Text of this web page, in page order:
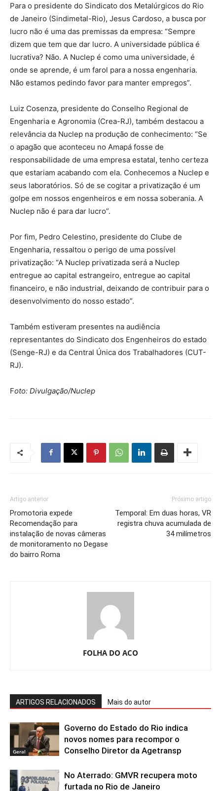
Para o presidente do Sindicato dos Metalúrgicos do Rio
de Janeiro (Sindimetal-Rio), Jesus Cardoso, a busca por
lucro não é uma das premissas da empresa: “Sempre
dizem que tem que dar lucro. A universidade pública é
lucrativa? Não. A Nuclep é como uma universidade, é
onde se aprende, é um farol para a nossa engenharia.
Não estamos pedindo favor para manter empregos”.
Luiz Cosenza, presidente do Conselho Regional de
Engenharia e Agronomia (Crea-RJ), também destacou a
relevância da Nuclep na produção de conhecimento: “Se
o apagão que aconteceu no Amapá fosse de
responsabilidade de uma empresa estatal, tenho certeza
que estariam acabando com ela. Conhecemos a Nuclep e
seus laboratórios. Só de se cogitar a privatização é um
golpe em nossos engenheiros e em nossa soberania. A
Nuclep não é para dar lucro”.
Por fim, Pedro Celestino, presidente do Clube de
Engenharia, ressaltou o perigo de uma possível
privatização: “A Nuclep privatizada será a Nuclep
entregue ao capital estrangeiro, entregue ao capital
financeiro, e não industrial, deixando de contribuir para o
desenvolvimento do nosso estado”.
Também estiveram presentes na audiência
representantes do Sindicato dos Engenheiros do estado
(Senge-RJ) e da Central Única dos Trabalhadores (CUT-
RJ).
Foto: Divulgação/Nuclep
Artigo anterior
Promotoria expede
Recomendação para
instalação de novas câmeras
de monitoramento no Degase
do bairro Roma
Próximo artigo
Temporal: Em duas horas, VR
registra chuva acumulada de
34 milímetros
FOLHA DO ACO
ARTIGOS RELACIONADOS Mais do autor
Geral
Governo do Estado do Rio indica
novos nomes para recompor o
Conselho Diretor da Agetransp
No Aterrado: GMVR recupera moto
furtada no Rio de Janeiro